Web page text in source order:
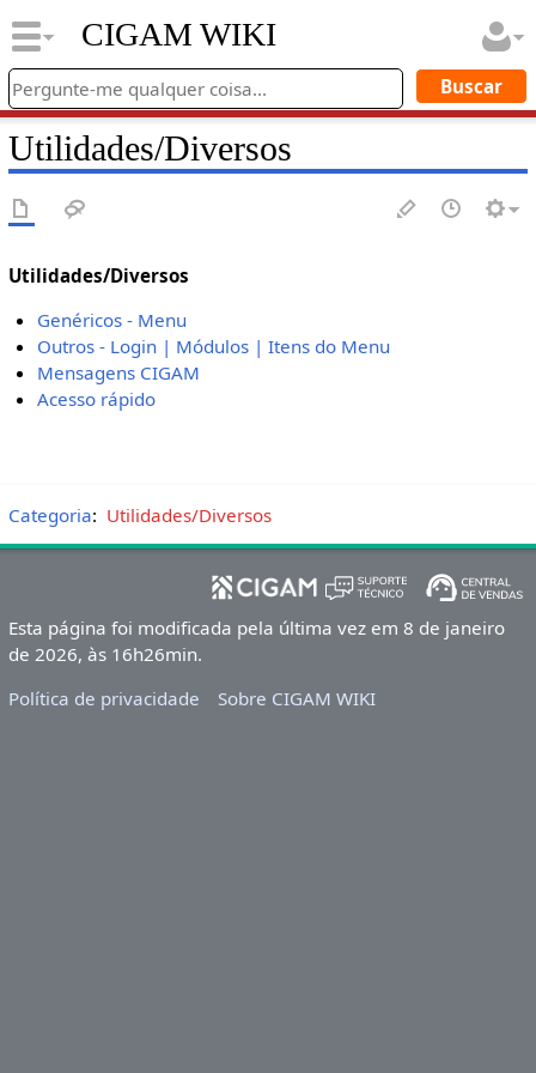
CIGAM WIKI
Utilidades/Diversos
Utilidades/Diversos
Genéricos - Menu
Outros - Login | Módulos | Itens do Menu
Mensagens CIGAM
Acesso rápido
Categoria: Utilidades/Diversos
Esta página foi modificada pela última vez em 8 de janeiro
de 2026, às 16h26min.
Política de privacidade
Sobre CIGAM WIKI